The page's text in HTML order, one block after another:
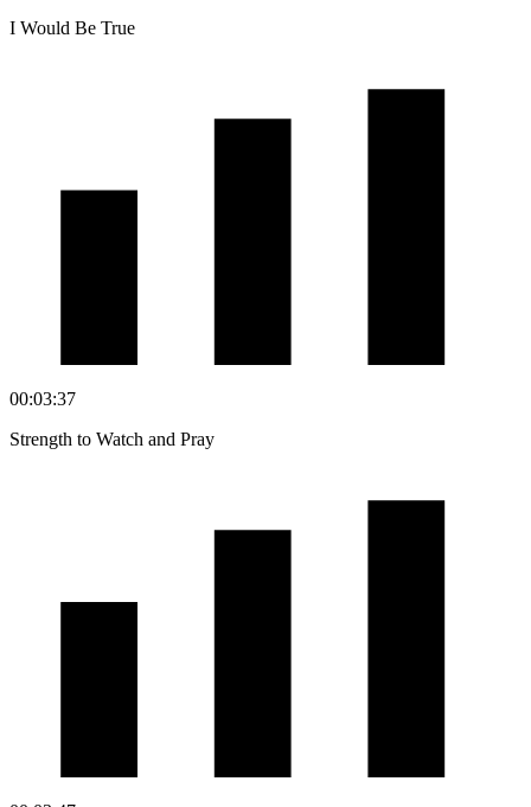
I Would Be True
00:03:37
Strength to Watch and Pray